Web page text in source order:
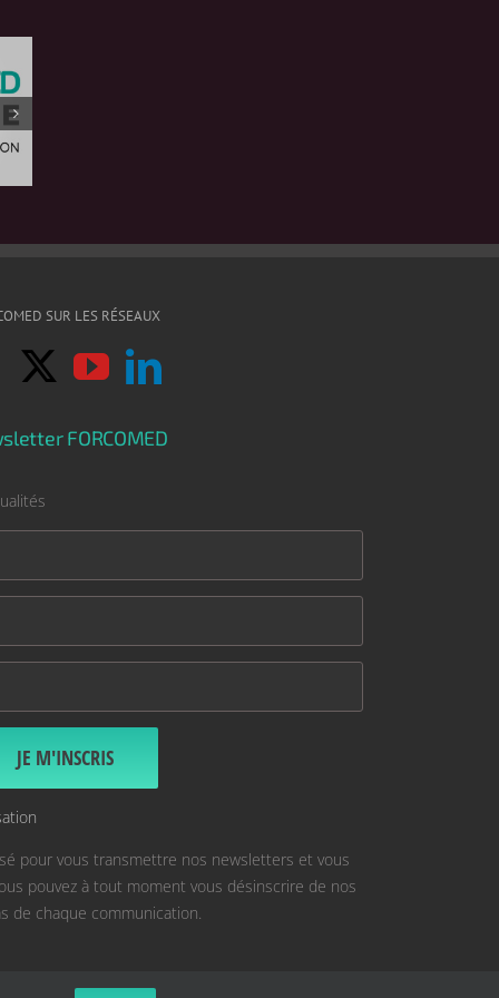
SUR LES RÉSEAUX
FORCOMED
pour vous transmettre nos newsletters et vous
pouvez à tout moment vous désinscrire de nos
de chaque communication.